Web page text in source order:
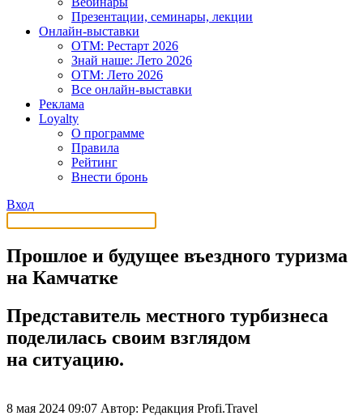
Презентации, семинары, лекции
Онлайн-выставки
OTM: Рестарт 2026
Знай наше: Лето 2026
OTM: Лето 2026
Все онлайн-выставки
Реклама
Loyalty
О программе
Правила
Рейтинг
Внести бронь
Вход
Прошлое и будущее въездного туризма
на Камчатке
Представитель местного турбизнеса
поделилась своим взглядом
на ситуацию.
8 мая 2024 09:07 Автор: Редакция Profi.Travel